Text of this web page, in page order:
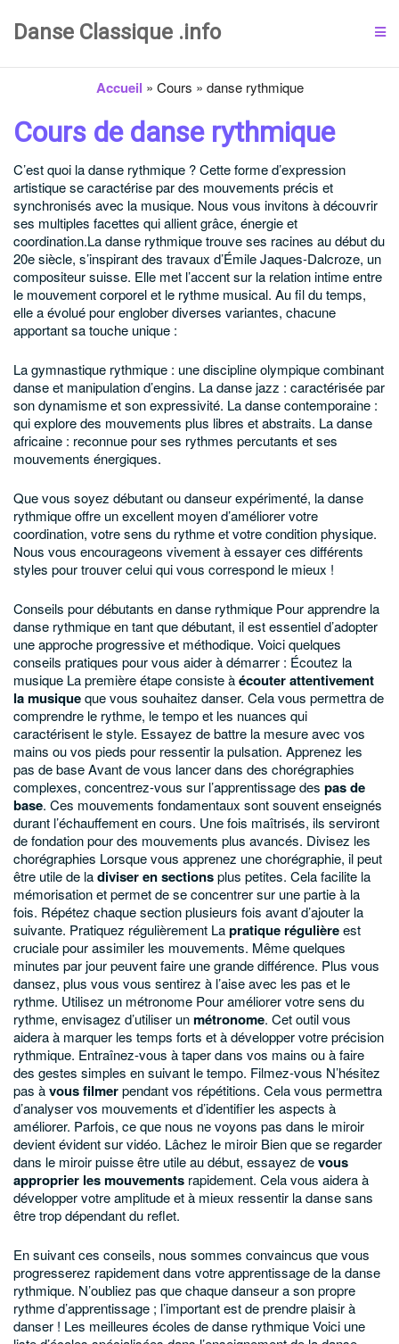
Danse Classique .info
Accueil » Cours » danse rythmique
Cours de danse rythmique
C’est quoi la danse rythmique ?Cette forme d’expression
artistique se caractérise par des mouvements précis et
synchronisés avec la musique. Nous vous invitons à découvrir
ses multiples facettes qui allient grâce, énergie et
coordination.La danse rythmique trouve ses racines au début du
20e siècle, s’inspirant des travaux d’Émile Jaques-Dalcroze, un
compositeur suisse. Elle met l’accent sur la relation intime entre
le mouvement corporel et le rythme musical. Au fil du temps,
elle a évolué pour englober diverses variantes, chacune
apportant sa touche unique :
La gymnastique rythmique : une discipline olympique combinant
danse et manipulation d’engins. La danse jazz : caractérisée par
son dynamisme et son expressivité. La danse contemporaine :
qui explore des mouvements plus libres et abstraits. La danse
africaine : reconnue pour ses rythmes percutants et ses
mouvements énergiques.
Que vous soyez débutant ou danseur expérimenté, la danse
rythmique offre un excellent moyen d’améliorer votre
coordination, votre sens du rythme et votre condition physique.
Nous vous encourageons vivement à essayer ces différents
styles pour trouver celui qui vous correspond le mieux !
Conseils pour débutants en danse rythmique Pour apprendre la
danse rythmique en tant que débutant, il est essentiel d’adopter
une approche progressive et méthodique. Voici quelques
conseils pratiques pour vous aider à démarrer : Écoutez la
musique La première étape consiste àécouter attentivement
la musiqueque vous souhaitez danser. Cela vous permettra de
comprendre le rythme, le tempo et les nuances qui
caractérisent le style. Essayez de battre la mesure avec vos
mains ou vos pieds pour ressentir la pulsation. Apprenez les
pas de baseAvant de vous lancer dans des chorégraphies
complexes, concentrez-vous sur l’apprentissage des pas de
base. Ces mouvements fondamentaux sont souvent enseignés
durant l’échauffement en cours. Une fois maîtrisés, ils serviront
de fondation pour des mouvements plus avancés. Divisez les
chorégraphies Lorsque vous apprenez une chorégraphie, il peut
être utile de ladiviser en sectionsplus petites. Cela facilite la
mémorisation et permet de se concentrer sur une partie à la
fois. Répétez chaque section plusieurs fois avant d’ajouter la
suivante. Pratiquez régulièrement Lapratique régulièreest
cruciale pour assimiler les mouvements. Même quelques
minutes par jour peuvent faire une grande différence. Plus vous
dansez, plus vous vous sentirez à l’aise avec les pas et le
rythme. Utilisez un métronome Pour améliorer votre sens du
rythme, envisagez d’utiliser unmétronome. Cet outil vous
aidera à marquer les temps forts et à développer votre précision
rythmique. Entraînez-vous à taper dans vos mains ou à faire
des gestes simples en suivant le tempo. Filmez-vous N’hésitez
pas àvous filmerpendant vos répétitions. Cela vous permettra
d’analyser vos mouvements et d’identifier les aspects à
améliorer. Parfois, ce que nous ne voyons pas dans le miroir
devient évident sur vidéo. Lâchez le miroir Bien que se regarder
dans le miroir puisse être utile au début, essayez devous
approprier les mouvements rapidement. Cela vous aidera à
développer votre amplitude et à mieux ressentir la danse sans
être trop dépendant du reflet.
En suivant ces conseils, nous sommes convaincus que vous
progresserez rapidement dans votre apprentissage de la danse
rythmique. N’oubliez pas que chaque danseur a son propre
rythme d’apprentissage ; l’important est de prendre plaisir à
danser ! Les meilleures écoles de danse rythmiqueVoici une